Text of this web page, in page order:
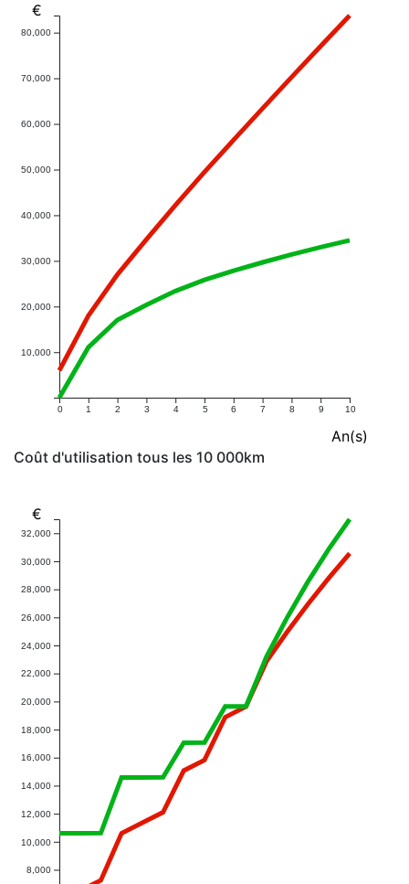
0 1 2 3 4 5 6 7 8 9 10
10,000
20,000
30,000
40,000
50,000
60,000
70,000
80,000
An(s)
€
Coût d'utilisation tous les 10 000km
8,000
10,000
12,000
14,000
16,000
18,000
20,000
22,000
24,000
26,000
28,000
30,000
32,000
€